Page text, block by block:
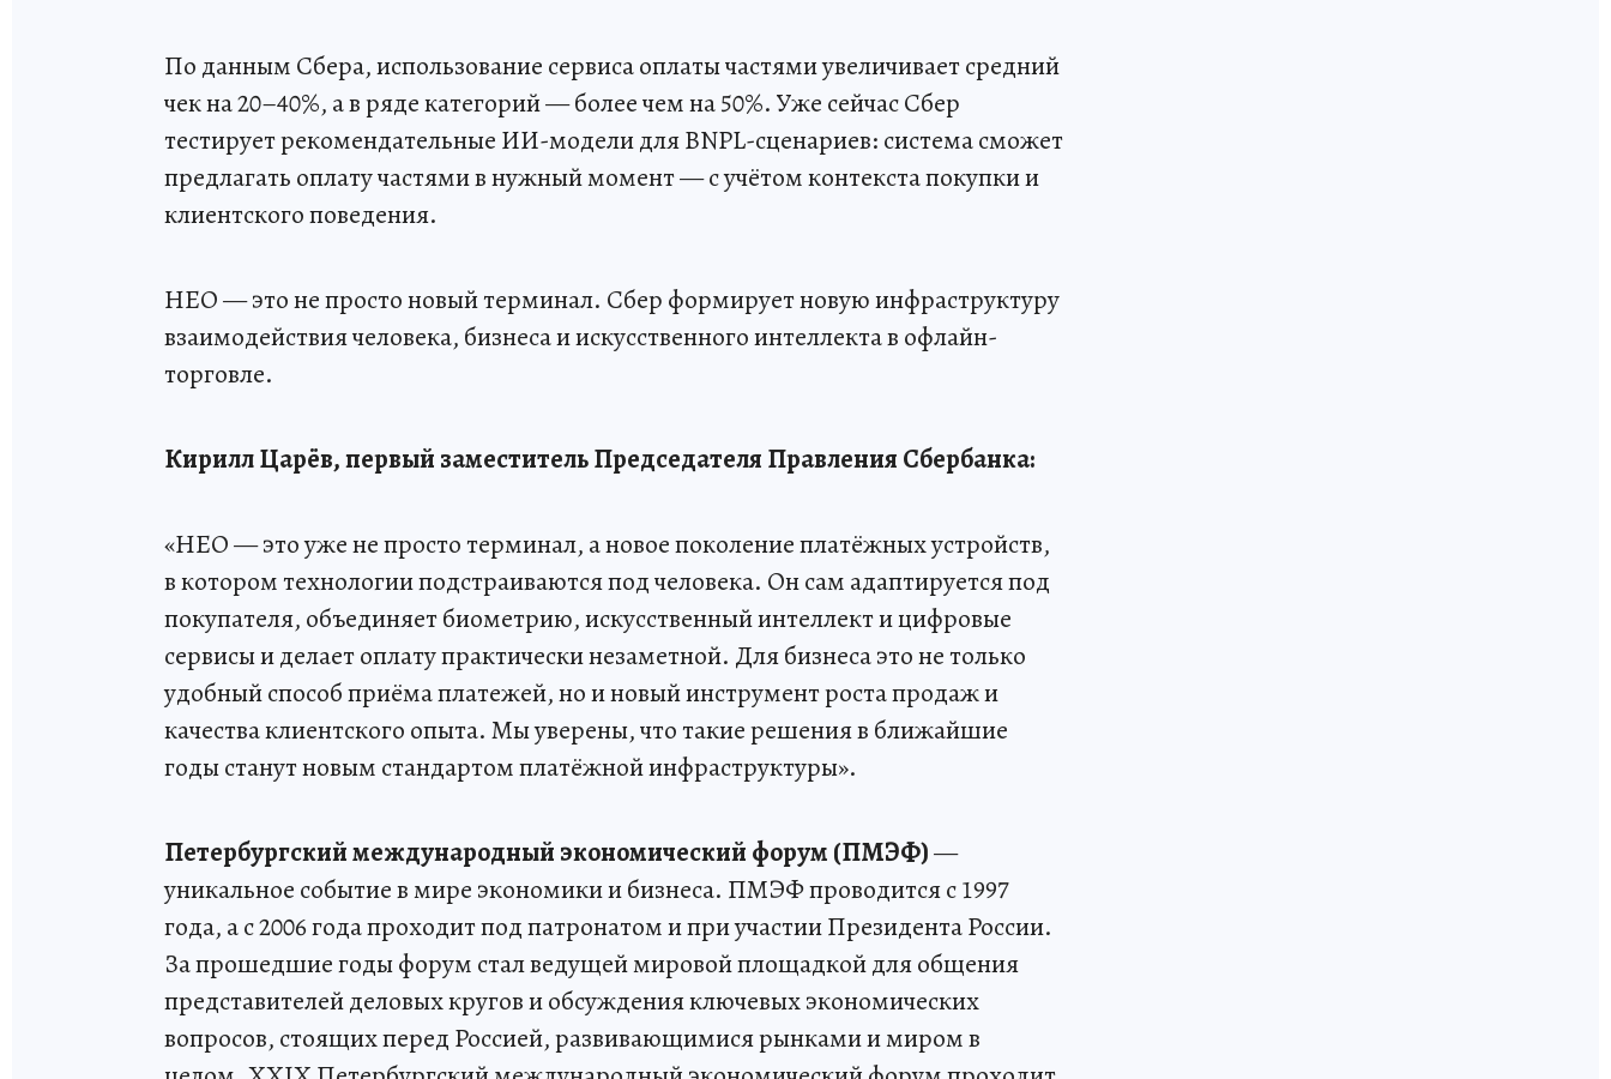
По данным Сбера, использование сервиса оплаты частями увеличивает средний
чек на 20–40%, а в ряде категорий — более чем на 50%. Уже сейчас Сбер
тестирует рекомендательные ИИ-модели для BNPL-сценариев: система сможет
предлагать оплату частями в нужный момент — с учётом контекста покупки и
клиентского поведения.
НЕО — это не просто новый терминал. Сбер формирует новую инфраструктуру
взаимодействия человека, бизнеса и искусственного интеллекта в офлайн-
торговле.
Кирилл Царёв, первый заместитель Председателя Правления Сбербанка:
«НЕО — это уже не просто терминал, а новое поколение платёжных устройств,
в котором технологии подстраиваются под человека. Он сам адаптируется под
покупателя, объединяет биометрию, искусственный интеллект и цифровые
сервисы и делает оплату практически незаметной. Для бизнеса это не только
удобный способ приёма платежей, но и новый инструмент роста продаж и
качества клиентского опыта. Мы уверены, что такие решения в ближайшие
годы станут новым стандартом платёжной инфраструктуры».
Петербургский международный экономический форум (ПМЭФ)—
уникальное событие в мире экономики и бизнеса. ПМЭФ проводится с 1997
года, а с 2006 года проходит под патронатом и при участии Президента России.
За прошедшие годы форум стал ведущей мировой площадкой для общения
представителей деловых кругов и обсуждения ключевых экономических
вопросов, стоящих перед Россией, развивающимися рынками и миром в